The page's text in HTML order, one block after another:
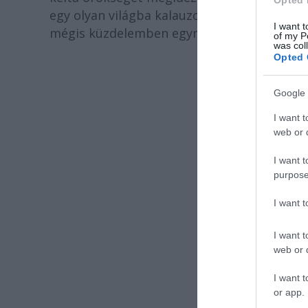
I want
of my
was
Opted
Google
I want
web or
I want
I want
I want
web or
I want
or app.
egy olyan világba kalauzolja a
mégis küzdelemben egymással és a
Gábos